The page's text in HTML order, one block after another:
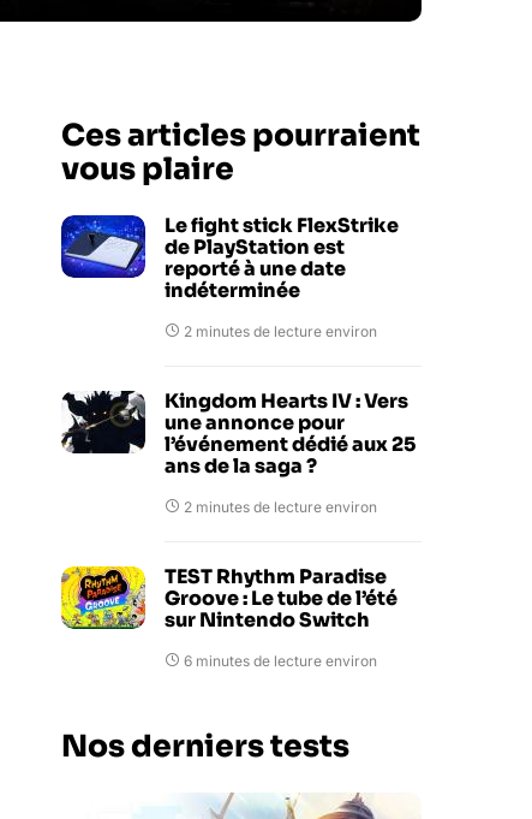
Ces articles pourraient
vous plaire
Le fight stick FlexStrike
de PlayStation est
reporté à une date
indéterminée
2 minutes de lecture environ
Kingdom Hearts IV : Vers
une annonce pour
l’événement dédié aux 25
ans de la saga ?
2 minutes de lecture environ
TEST Rhythm Paradise
Groove : Le tube de l’été
sur Nintendo Switch
6 minutes de lecture environ
Nos derniers tests